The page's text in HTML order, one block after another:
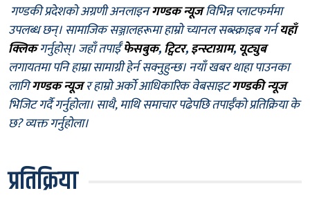
गण्डकी प्रदेशको अग्रणी अनलाइनगण्डक न्यूजविभिन्न प्लाटफर्ममा
उपलब्ध छन्। सामाजिक सञ्जालहरूमा हाम्रो च्यानल सब्स्क्राइब गर्नयहाँ
क्लिकगर्नुहोस्। जहाँ तपाईँफेसबुक,ट्विटर,इन्स्टाग्राम, यूट्युब
लगायतमा पनि हाम्रा सामाग्री हेर्न सक्नुहुन्छ। नयाँ खबर थाहा पाउनका
लागिगण्डक न्यूजर हाम्रो अर्को आधिकारिक वेबसाइटगण्डकी न्यूज
भिजिट गर्दै गर्नुहोला। साथै, माथि समाचार पढेपछि तपाईँको प्रतिक्रिया के
छ? व्यक्त गर्नुहोला।
प्रतिक्रिया